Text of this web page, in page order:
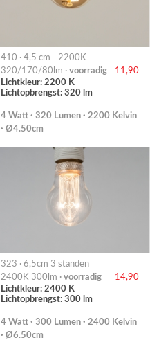
410 · 4,5 cm - 2200K
320/170/80lm · voorradig
11,90
Lichtkleur: 2200 K
Lichtopbrengst: 320 lm
4 Watt · 320 Lumen · 2200 Kelvin
· Ø4.50cm
323 · 6,5cm 3 standen
2400K 300lm · voorradig
14,90
Lichtkleur: 2400 K
Lichtopbrengst: 300 lm
4 Watt · 300 Lumen · 2400 Kelvin
· Ø6.50cm